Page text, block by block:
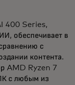
400 Series,
обеспечивает в
с
контента.
AMD Ryzen 7
с любым из